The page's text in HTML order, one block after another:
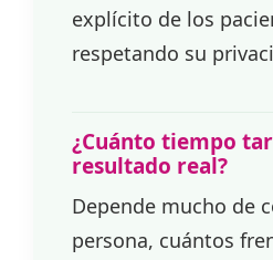
explícito de los
respetando su
¿Cuánto tiempo
resultado real?
Depende mucho de
persona, cuántos